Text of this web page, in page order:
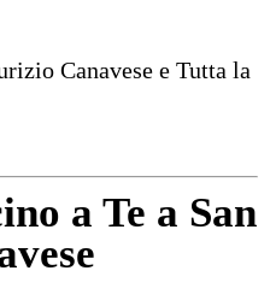
Canavese e Tutta la
a Te a San